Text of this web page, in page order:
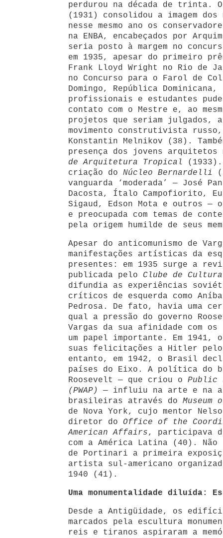
perdurou na década de trinta.
(1931) consolidou a imagem dos
nesse mesmo ano os
na ENBA, encabeçados por
seria posto à margem no
em 1935, apesar do primeiro
Frank Lloyd Wright no Rio de
no Concurso para o Farol de
Domingo, República
profissionais e estudantes
contato com o Mestre e, ao
projetos que seriam julgados,
movimento construtivista
Konstantin Melnikov (38).
presença dos jovens
de Arquitetura Tropical
criação do Núcleo Bernardelli
vanguarda ‘moderada’ — José
Dacosta, Ítalo Campofiorito,
Sigaud, Edson Mota e outros —
e preocupada com temas de
pela origem humilde de seus
Apesar do anticomunismo de
manifestações artísticas da
presentes: em 1935 surge a
publicada pelo Clube de Cultura
difundia as experiências
críticos de esquerda como
Pedrosa. De fato, havia uma
qual a pressão do governo
Vargas da sua afinidade com
um papel importante. Em 1941,
suas felicitações a Hitler
entanto, em 1942, o Brasil
países do Eixo. A política do
Roosevelt — que criou o Public
(PWAP) — influiu na arte e na
brasileiras através do Museum
de Nova York, cujo mentor
diretor do Office of the
American Affairs, participava
com a América Latina (40).
de Portinari a primeira
artista sul-americano
1940 (41).
Uma monumentalidade diluída:
Desde a Antigüidade, os
marcados pela escultura
reis e tiranos aspiraram a